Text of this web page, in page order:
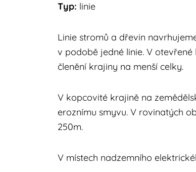
Typ: linie
Linie stromů a dřevin
v podobě jedné linie. V
členění krajiny na menší celky.
V kopcovité krajině na
eroznímu smyvu. V rovinatých
250m.
V místech nadzemního